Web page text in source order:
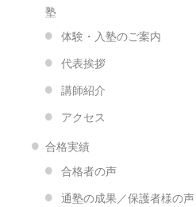
塾
体験・入塾のご案内
代表挨拶
講師紹介
アクセス
合格実績
合格者の声
通塾の成果／保護者様の声